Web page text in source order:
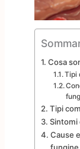
Cosa
Tipi
Tipi
Sintomi
Cause